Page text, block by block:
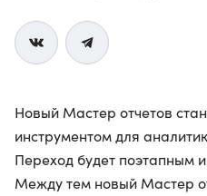
Новый Мастер отчетов
инструментом для
Переход будет поэтапным
Между тем новый Мастер